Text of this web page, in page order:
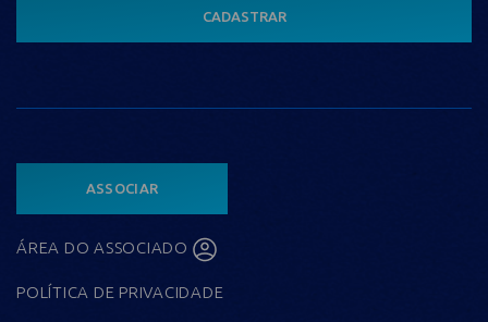
CADASTRAR
ASSOCIAR
ÁREA DO ASSOCIADO
POLÍTICA DE PRIVACIDADE